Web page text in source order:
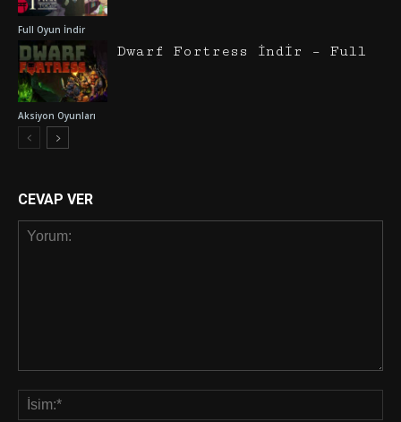
Full Oyun İndir
Aksiyon Oyunları
Dwarf Fortress İndir – Full
CEVAP VER